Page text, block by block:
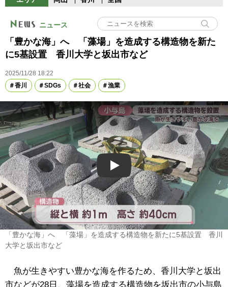
ニュース
「豊かな海」へ 「藻場」を造成する構造物を新た
に5基設置 香川大学と坂出市など
2025/11/28 18:22
香川
SDGs 社会 漁業
Play
「豊かな海」へ 「藻場」を造成する構造物を新たに5基設置 香川
大学と坂出市など
魚が生きやすい豊かな海を作るため、香川大学と坂出
市などが28日、藻場を造成する構造物を坂出市の小与島